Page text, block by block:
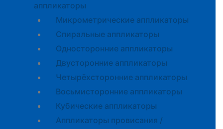
аппликаторы
Микрометрические аппликаторы
Спиральные аппликаторы
Односторонние аппликаторы
Двусторонние аппликаторы
Четырёхсторонние аппликаторы
Восьмисторонние аппликаторы
Кубические аппликаторы
Аппликаторы провисания /